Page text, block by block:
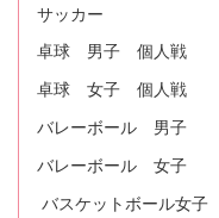
サッカー
卓球 男子 個人戦
卓球 女子 個人戦
バレーボール 男子
バレーボール 女子
バスケットボール女子